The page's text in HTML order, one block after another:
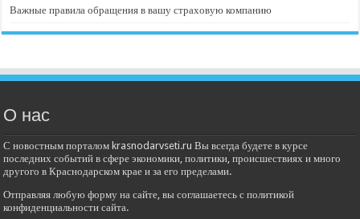
Важные правила обращения в вашу страховую компанию
О нас
С новостным порталом krasnodarvseti.ru Вы всегда будете в курсе
последних событий в сфере экономики, политики, происшествиях и много
другого в Краснодарском крае и за его пределами.
Отправляя любую форму на сайте, вы соглашаетесь с политикой
конфиденциальности сайта.